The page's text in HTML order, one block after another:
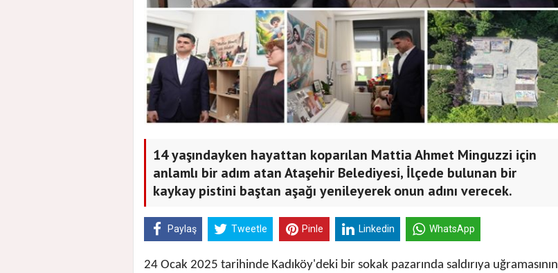
14 yaşındayken hayattan koparılan Mattia Ahmet Minguzzi için
anlamlı bir adım atan Ataşehir Belediyesi, İlçede bulunan bir
kaykay pistini baştan aşağı yenileyerek onun adını verecek.
Paylaş Tweetle Pinle Linkedin WhatsApp
24 Ocak 2025 tarihinde Kadıköy'deki bir sokak pazarında saldırıya uğramasının